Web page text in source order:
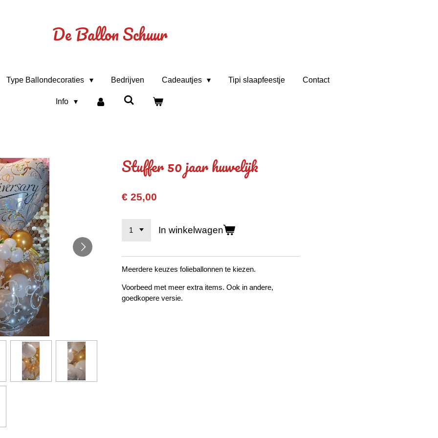
De Ballon Schuur
Type Ballondecoraties Bedrijven Cadeautjes Tipi slaapfeestje Contact
Info
Stuffer 50 jaar huwelijk
€ 25,00
In winkelwagen
Meerdere keuzes folieballonnen te kiezen.
Voorbeed met meer extra items. Ook in andere,
goedkopere versie.